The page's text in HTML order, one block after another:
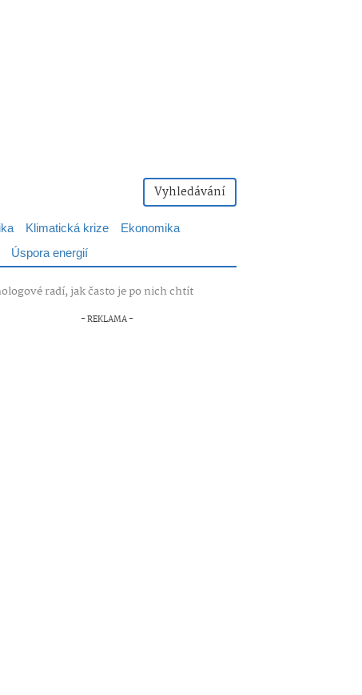
Vyhledávání
Klimatická krize
Ekonomika
Úspora energií
radí, jak často je po nich chtít